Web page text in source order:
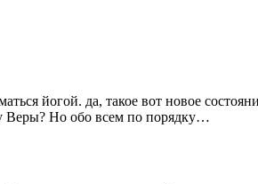
йогой. да, такое вот новое
Веры? Но обо всем по порядку…